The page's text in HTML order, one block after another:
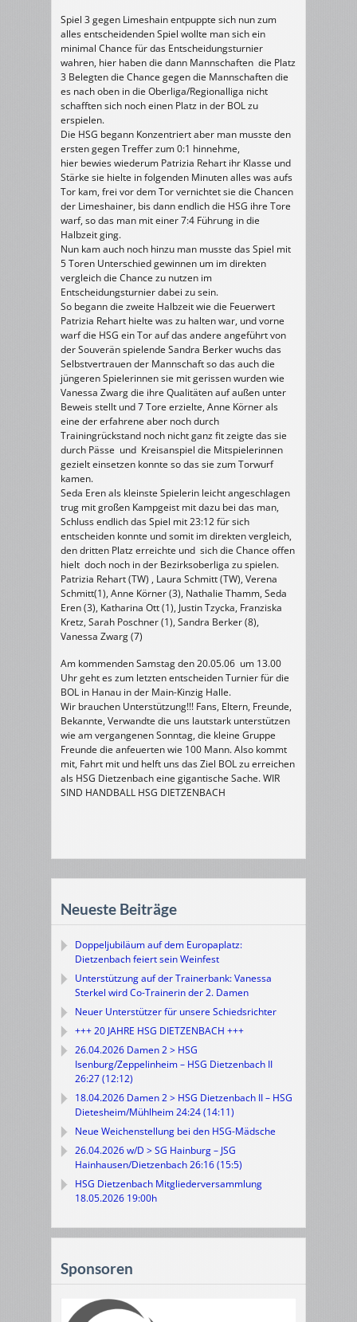
Spiel 3 gegen Limeshain entpuppte sich nun zum
alles entscheidenden Spiel wollte man sich ein
minimal Chance für das Entscheidungsturnier
wahren, hier haben die dann Mannschaften die Platz
3 Belegten die Chance gegen die Mannschaften die
es nach oben in die Oberliga/Regionalliga nicht
schafften sich noch einen Platz in der BOL zu
erspielen.
Die HSG begann Konzentriert aber man musste den
ersten gegen Treffer zum 0:1 hinnehme,
hier bewies wiederum Patrizia Rehart ihr Klasse und
Stärke sie hielte in folgenden Minuten alles was aufs
Tor kam, frei vor dem Tor vernichtet sie die Chancen
der Limeshainer, bis dann endlich die HSG ihre Tore
warf, so das man mit einer 7:4 Führung in die
Halbzeit ging.
Nun kam auch noch hinzu man musste das Spiel mit
5 Toren Unterschied gewinnen um im direkten
vergleich die Chance zu nutzen im
Entscheidungsturnier dabei zu sein.
So begann die zweite Halbzeit wie die Feuerwert
Patrizia Rehart hielte was zu halten war, und vorne
warf die HSG ein Tor auf das andere angeführt von
der Souverän spielende Sandra Berker wuchs das
Selbstvertrauen der Mannschaft so das auch die
jüngeren Spielerinnen sie mit gerissen wurden wie
Vanessa Zwarg die ihre Qualitäten auf außen unter
Beweis stellt und 7 Tore erzielte, Anne Körner als
eine der erfahrene aber noch durch
Trainingrückstand noch nicht ganz fit zeigte das sie
durch Pässe und Kreisanspiel die Mitspielerinnen
gezielt einsetzen konnte so das sie zum Torwurf
kamen.
Seda Eren als kleinste Spielerin leicht angeschlagen
trug mit großen Kampgeist mit dazu bei das man,
Schluss endlich das Spiel mit 23:12 für sich
entscheiden konnte und somit im direkten vergleich,
den dritten Platz erreichte und sich die Chance offen
hielt doch noch in der Bezirksoberliga zu spielen.
Patrizia Rehart (TW) , Laura Schmitt (TW), Verena
Schmitt(1), Anne Körner (3), Nathalie Thamm, Seda
Eren (3), Katharina Ott (1), Justin Tzycka, Franziska
Kretz, Sarah Poschner (1), Sandra Berker (8),
Vanessa Zwarg (7)
Am kommenden Samstag den 20.05.06 um 13.00
Uhr geht es zum letzten entscheiden Turnier für die
BOL in Hanau in der Main-Kinzig Halle.
Wir brauchen Unterstützung!!! Fans, Eltern, Freunde,
Bekannte, Verwandte die uns lautstark unterstützen
wie am vergangenen Sonntag, die kleine Gruppe
Freunde die anfeuerten wie 100 Mann. Also kommt
mit, Fahrt mit und helft uns das Ziel BOL zu erreichen
als HSG Dietzenbach eine gigantische Sache. WIR
SIND HANDBALL HSG DIETZENBACH
Neueste Beiträge
Doppeljubiläum auf dem Europaplatz:
Dietzenbach feiert sein Weinfest
Unterstützung auf der Trainerbank: Vanessa
Sterkel wird Co-Trainerin der 2. Damen
Neuer Unterstützer für unsere Schiedsrichter
+++ 20 JAHRE HSG DIETZENBACH +++
26.04.2026 Damen 2 > HSG
Isenburg/Zeppelinheim – HSG Dietzenbach II
26:27 (12:12)
18.04.2026 Damen 2 > HSG Dietzenbach II – HSG
Dietesheim/Mühlheim 24:24 (14:11)
Neue Weichenstellung bei den HSG-Mädsche
26.04.2026 w/D > SG Hainburg – JSG
Hainhausen/Dietzenbach 26:16 (15:5)
HSG Dietzenbach Mitgliederversammlung
18.05.2026 19:00h
Sponsoren